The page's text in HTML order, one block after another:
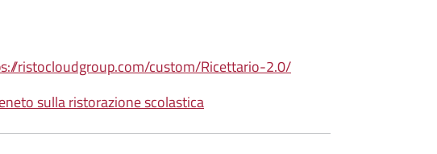
ristocloudgroup.com/custom/Ricettario-2.0/
sulla ristorazione scolastica